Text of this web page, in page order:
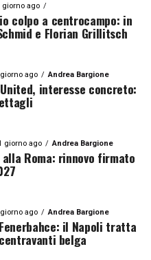
giorno ago
colpo a centrocampo: in
e Florian Grillitsch
ago Andrea Bargione
interesse concreto:
giorno ago Andrea Bargione
Roma: rinnovo firmato
ago Andrea Bargione
il Napoli tratta
belga